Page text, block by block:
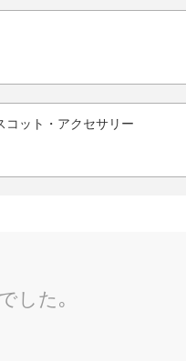
コット・アクセサリー